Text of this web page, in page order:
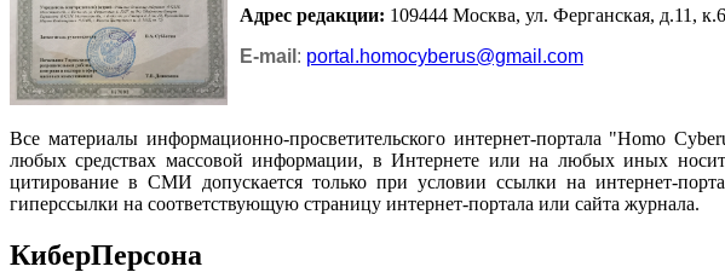
Адрес редакции: 109444 Москва, ул. Ферганская, д.11,
E-mail : portal.homocyberus@gmail.com
Все материалы информационно-просветительского интернет-портала "Homo
любых средствах массовой информации, в Интернете или на любых иных
цитирование в СМИ допускается только при условии ссылки на интернет-
гиперссылки на соответствующую страницу интернет-портала или сайта журнала.
КиберПерсона